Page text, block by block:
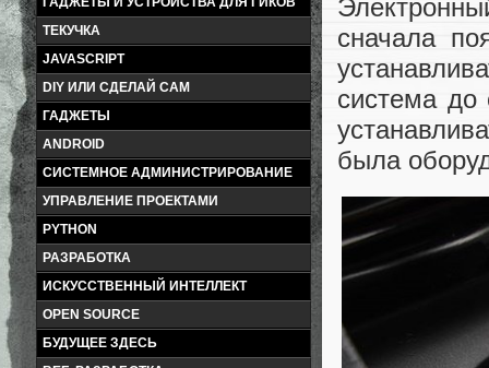
ТЕКУЧКА
JAVASCRIPT
DIY ИЛИ СДЕЛАЙ САМ
ГАДЖЕТЫ
ANDROID
СИСТЕМНОЕ АДМИНИСТРИРОВАНИЕ
УПРАВЛЕНИЕ ПРОЕКТАМИ
PYTHON
РАЗРАБОТКА
ИСКУССТВЕННЫЙ ИНТЕЛЛЕКТ
OPEN SOURCE
БУДУЩЕЕ ЗДЕСЬ
сначала
система до
была